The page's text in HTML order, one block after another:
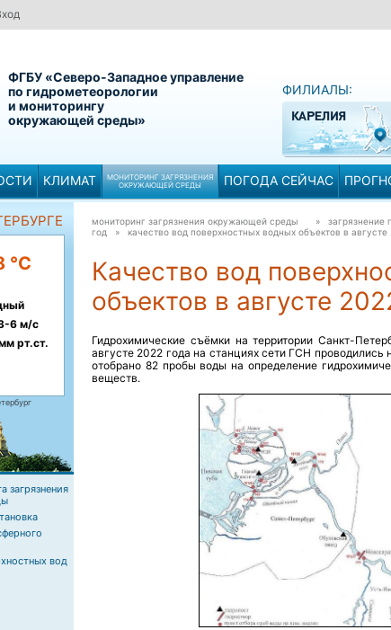
ФГБУ «Северо-Западное управление
по гидрометеорологии
и мониторингу
окружающей среды»
ФИЛИАЛЫ:
КЛИМАТ
МОНИТОРИНГ ЗАГРЯЗНЕНИЯ
ОКРУЖАЮЩЕЙ СРЕДЫ
ПОГОДА СЕЙЧАС
°C
6 м/с
рт.ст.
загрязнения
вод
мониторинг загрязнения окружающей среды
» загрязнение
год » качество вод поверхностных водных объектов в августе
Качество вод
объектов в августе
Гидрохимические съёмки на территории Санкт-
августе 2022 года на станциях сети ГСН проводились
отобрано 82 пробы воды на определение
веществ.